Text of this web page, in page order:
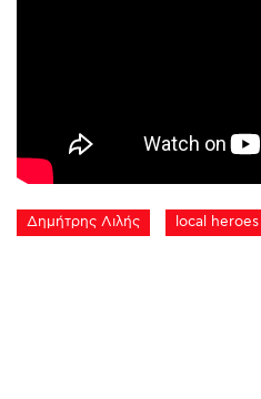
Δημήτρης Λιλής local heroes